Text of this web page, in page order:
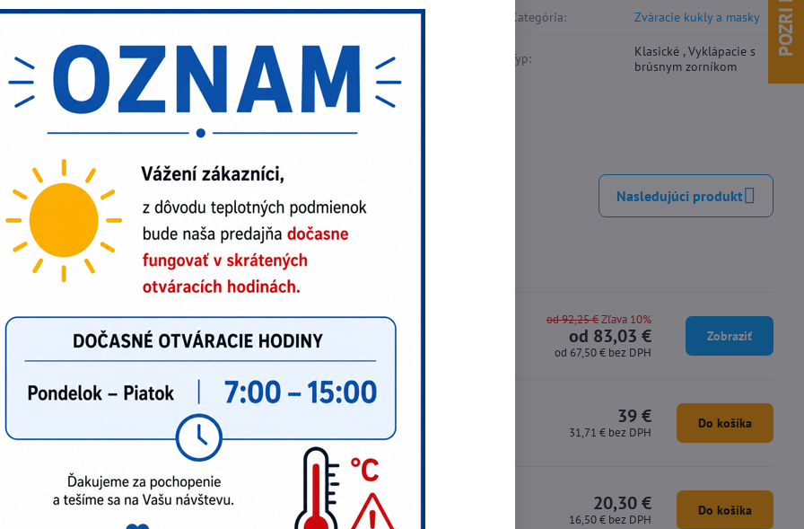
kukla s najnovším dizajnom. Skelet kukly je vyrobený z polypropylénu,
štít dodávame v rozmere sklíčka 90x110mm. Kukla sa dodáva štandardne so
11 a veľkým vnútorným priezorom.
Kategória: Zváracie kukly a masky
Typ:
Klasické , Vyklápacie s
brúsnym zorníkom
FacebookTwitterBlueskyPinterestReddit
produkt Nasledujúci produkt
produkty v tejto kategórii
kukla Evermatic NAHKIS
ODPORÚČAME -10% od 83,03 €
od 67,50 € bez DPH
od 92,25 €Zľava 10%
Zobraziť
39 €
31,71 € bez DPH
Do košíka
Eco-Arc II 90x110 20,30 €
16,50 € bez DPH
Do košíka